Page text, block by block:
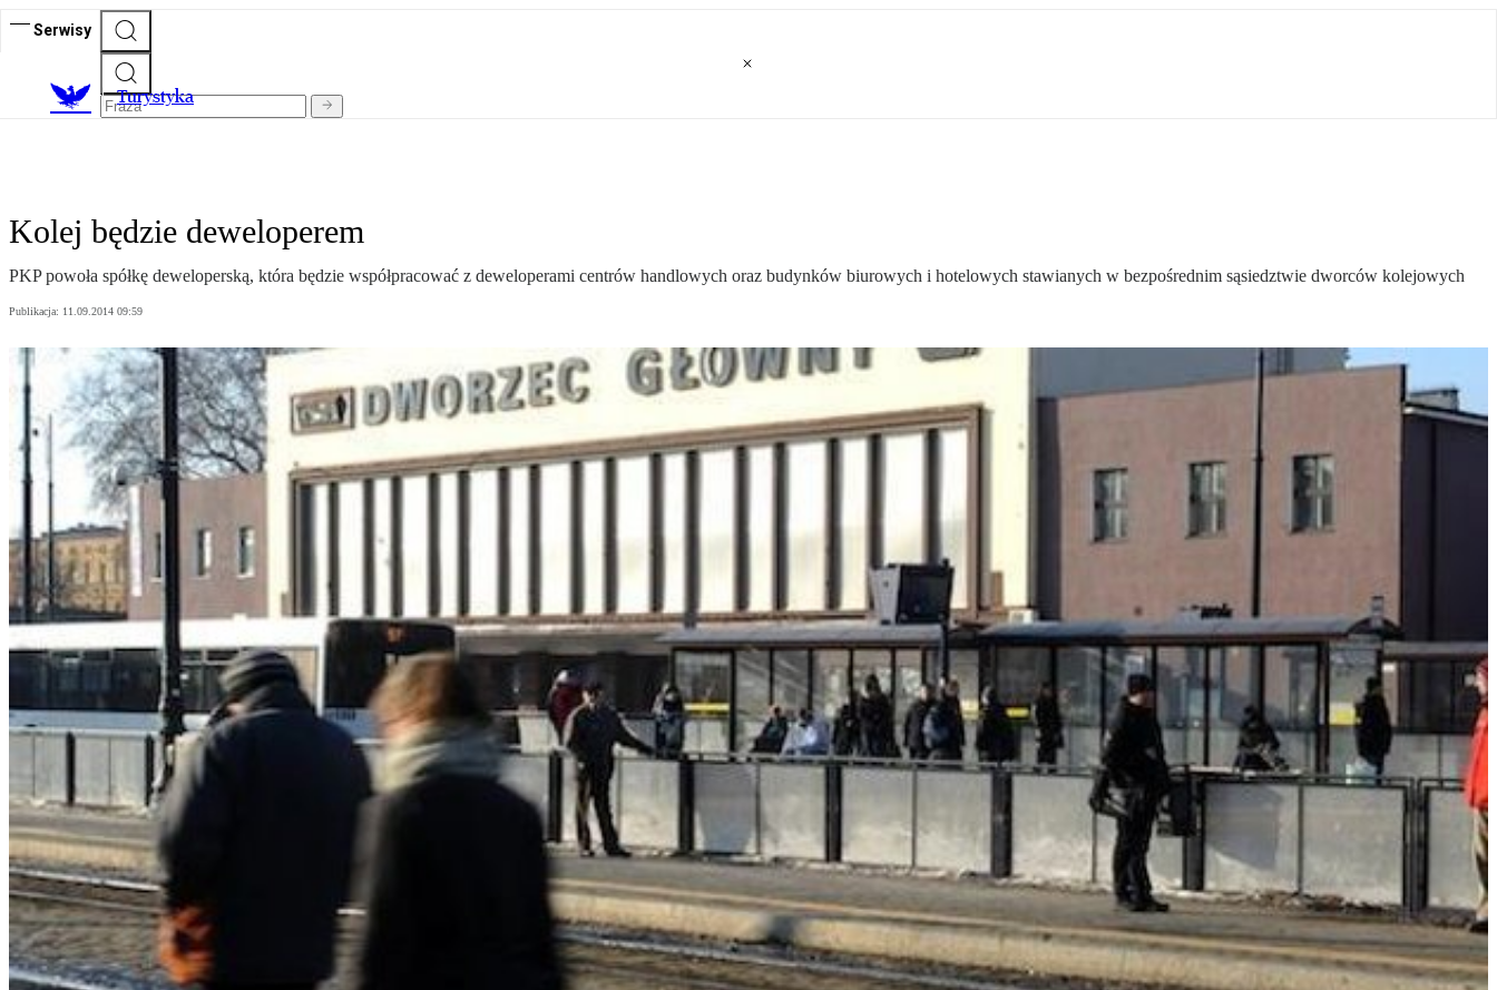
Serwisy
Turystyka
Kolej będzie deweloperem
PKP powoła spółkę deweloperską, która będzie współpracować z deweloperami centrów handlowych oraz budynków biurowych i hotelowych stawianych w bezpośrednim sąsiedztwie dworców kolejowych
Publikacja: 11.09.2014 09:59